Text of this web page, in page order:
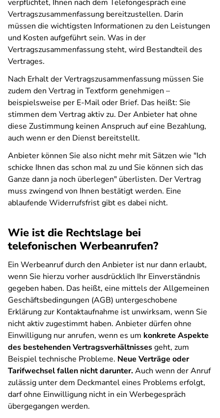
verpflichtet, Ihnen nach dem Telefongespräch eine
Vertragszusammenfassung bereitzustellen. Darin
müssen die wichtigsten Informationen zu den Leistungen
und Kosten aufgeführt sein. Was in der
Vertragszusammenfassung steht, wird Bestandteil des
Vertrages.
Nach Erhalt der Vertragszusammenfassung müssen Sie
zudem den Vertrag in Textform genehmigen –
beispielsweise per E-Mail oder Brief. Das heißt: Sie
stimmen dem Vertrag aktiv zu. Der Anbieter hat ohne
diese Zustimmung keinen Anspruch auf eine Bezahlung,
auch wenn er den Dienst bereitstellt.
Anbieter können Sie also nicht mehr mit Sätzen wie "Ich
schicke Ihnen das schon mal zu und Sie können sich das
Ganze dann ja noch überlegen" überlisten. Der Vertrag
muss zwingend von Ihnen bestätigt werden. Eine
ablaufende Widerrufsfrist gibt es dabei nicht.
Wie ist die Rechtslage bei
telefonischen Werbeanrufen?
Ein Werbeanruf durch den Anbieter ist nur dann erlaubt,
wenn Sie hierzu vorher ausdrücklich Ihr Einverständnis
gegeben haben. Das heißt, eine mittels der Allgemeinen
Geschäftsbedingungen (AGB) untergeschobene
Erklärung zur Kontaktaufnahme ist unwirksam, wenn Sie
nicht aktiv zugestimmt haben. Anbieter dürfen ohne
Einwilligung nur anrufen, wenn es um konkrete Aspekte
des bestehenden Vertragsverhältnissesgeht, zum
Beispiel technische Probleme. Neue Verträge oder
Tarifwechsel fallen nicht darunter.Auch wenn der Anruf
zulässig unter dem Deckmantel eines Problems erfolgt,
darf ohne Einwilligung nicht in ein Werbegespräch
übergegangen werden.